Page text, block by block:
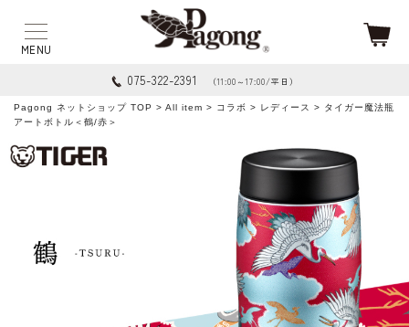
075-322-2391 （11:00～17:00/平日）
Pagong ネットショップ TOP > All item > コラボ > レディース
> タイガー魔法瓶
アートボトル＜鶴/赤＞